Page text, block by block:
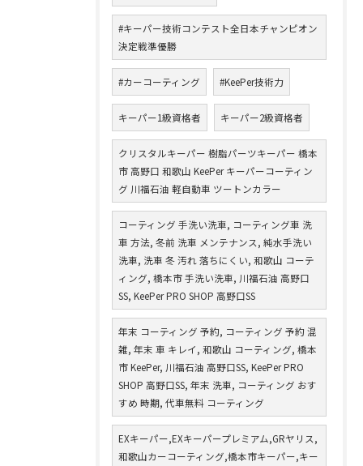
#キーパー技術コンテスト全日本チャンピオン
決定戦準優勝
#カーコーティング #KeePer技術力
キーパー1級資格者 キーパー2級資格者
クリスタルキーパー 樹脂パーツキーパー 橋本
市 高野口 和歌山 KeePer キーパーコーティン
グ 川福石油 軽自動車 ツートンカラー
コーティング 手洗い洗車, コーティング車 洗
車 方法, 冬前 洗車 メンテナンス, 純水手洗い
洗車, 洗車 冬 汚れ 落ちにくい, 和歌山 コーテ
ィング, 橋本市 手洗い洗車, 川福石油 高野口
SS, KeePer PRO SHOP 高野口SS
年末 コーティング 予約, コーティング 予約 混
雑, 年末 車 キレイ, 和歌山 コーティング, 橋本
市 KeePer, 川福石油 高野口SS, KeePer PRO
SHOP 高野口SS, 年末 洗車, コーティング おす
すめ 時期, 代車無料 コーティング
EXキーパー,EXキーパープレミアム,GRヤリス,
和歌山カーコーティング,橋本市キーパー,キー